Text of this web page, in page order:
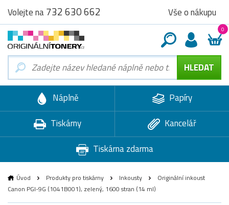
Volejte na732 630 662 Vše o nákupu
0
Náplně
Papíry
Tiskárny
Kancelář
Tiskárna zdarma
Úvod Produkty pro tiskárny Inkousty
Originální inkoust
Canon PGI-9G (1041B001), zelený, 1600 stran (14 ml)